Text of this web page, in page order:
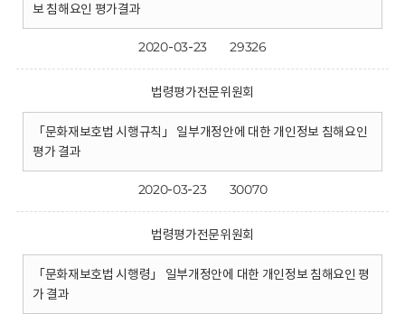
보 침해요인 평가결과
2020-03-23 29326
법령평가전문위원회
「문화재보호법 시행규칙」 일부개정안에 대한 개인정보 침해요인
평가 결과
2020-03-23 30070
법령평가전문위원회
「문화재보호법 시행령」 일부개정안에 대한 개인정보 침해요인 평
가 결과